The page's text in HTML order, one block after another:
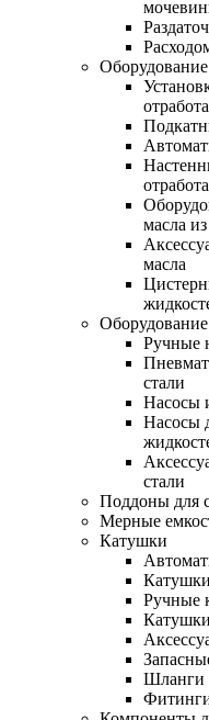
Оборудование
масла
масла
Ручные
стали
Насосы
Насосы
стали
Поддоны для
Мерные
Катушки
Ручные
Шланги